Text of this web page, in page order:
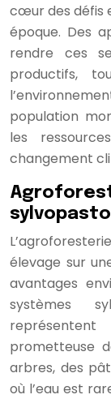
cœur des défis
époque. Des
rendre ces
productifs,
population
les
changement
élevage sur
avantages
systèmes
prometteuse
arbres, des
où l’eau est